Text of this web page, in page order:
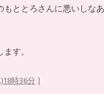
ととろさんに悪いしな
す。
時36分 |